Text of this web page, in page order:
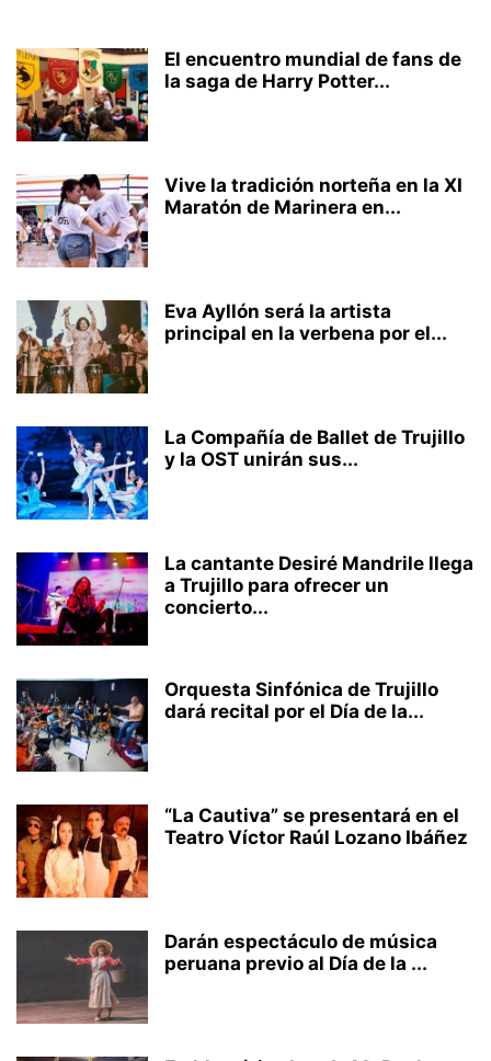
El encuentro mundial de fans de
la saga de Harry Potter...
Vive la tradición norteña en la XI
Maratón de Marinera en...
Eva Ayllón será la artista
principal en la verbena por el...
La Compañía de Ballet de Trujillo
y la OST unirán sus...
La cantante Desiré Mandrile llega
a Trujillo para ofrecer un
concierto...
Orquesta Sinfónica de Trujillo
dará recital por el Día de la...
“La Cautiva” se presentará en el
Teatro Víctor Raúl Lozano Ibáñez
Darán espectáculo de música
peruana previo al Día de la ...